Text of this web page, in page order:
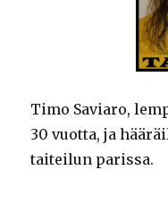
Timo Saviaro,
30 vuotta, ja
taiteilun parissa.